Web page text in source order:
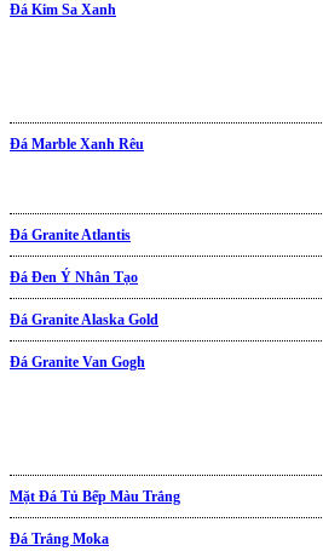
Đá Kim Sa Xanh
Đá Marble Xanh Rêu
Đá Granite Atlantis
Đá Đen Ý Nhân Tạo
Đá Granite Alaska Gold
Đá Granite Van Gogh
Mặt Đá Tủ Bếp Màu Trắng
Đá Trắng Moka